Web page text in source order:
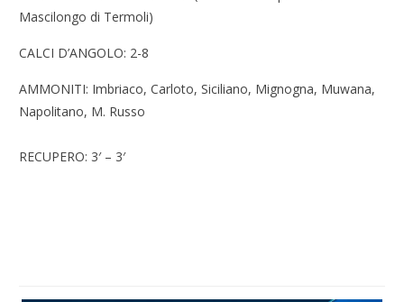
Mascilongo di Termoli)
CALCI D’ANGOLO: 2-8
AMMONITI: Imbriaco, Carloto, Siciliano, Mignogna, Muwana,
Napolitano, M. Russo
RECUPERO: 3′ – 3′